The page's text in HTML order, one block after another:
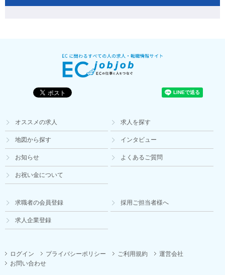
オススメの求人 求人を探す
地図から探す インタビュー
お知らせ よくあるご質問
お祝い金について
求職者の会員登録 採用ご担当者様へ
求人企業登録
ログイン プライバシーポリシー ご利用規約
運営会社
お問い合わせ